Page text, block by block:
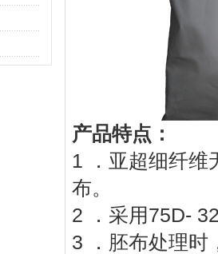
产品特点：
1 ．亚超细纤维
布。
2 ．采用75D-
3 ．胚布处理时